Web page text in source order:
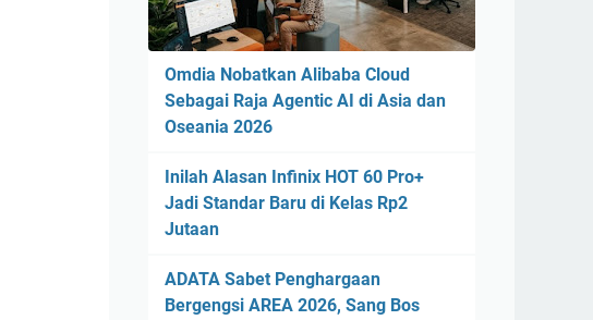
Omdia Nobatkan Alibaba Cloud
Sebagai Raja Agentic AI di Asia dan
Oseania 2026
Inilah Alasan Infinix HOT 60 Pro+
Jadi Standar Baru di Kelas Rp2
Jutaan
ADATA Sabet Penghargaan
Bergengsi AREA 2026, Sang Bos